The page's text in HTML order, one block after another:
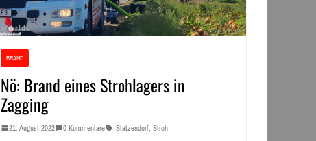
BRAND
Nö: Brand eines Strohlagers in
Zagging
21. August 2022 0 Kommentare Statzendorf, Stroh